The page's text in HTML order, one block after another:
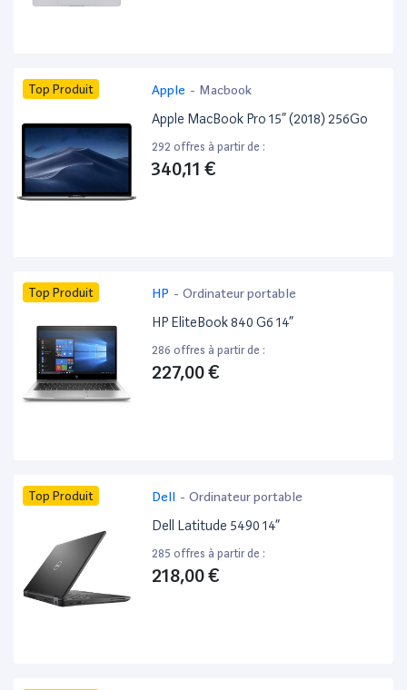
Top Produit Apple - Macbook
Apple MacBook Pro 15” (2018) 256Go
292 offres à partir de :
340,11 €
Top Produit HP - Ordinateur portable
HP EliteBook 840 G6 14”
286 offres à partir de :
227,00 €
Top Produit Dell - Ordinateur portable
Dell Latitude 5490 14”
285 offres à partir de :
218,00 €